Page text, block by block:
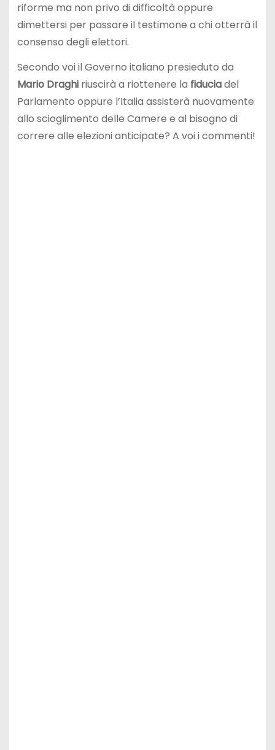
riforme ma non privo di difficoltà oppure
dimettersi per passare il testimone a chi otterrà il
consenso degli elettori.
Secondo voi il Governo italiano presieduto da
Mario Draghiriuscirà a riottenere la fiduciadel
Parlamento oppure l’Italia assisterà nuovamente
allo scioglimento delle Camere e al bisogno di
correre alle elezioni anticipate? A voi i commenti!